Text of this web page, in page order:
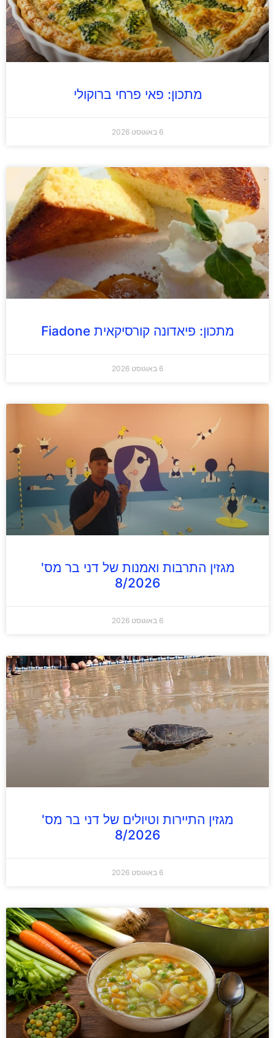
מתכון: פאי פרחי ברוקולי
6 באוגוסט 2026
מתכון: פיאדונה קורסיקאית Fiadone
6 באוגוסט 2026
מגזין התרבות ואמנות של דני בר מס'
8/2026
6 באוגוסט 2026
מגזין התיירות וטיולים של דני בר מס'
8/2026
6 באוגוסט 2026